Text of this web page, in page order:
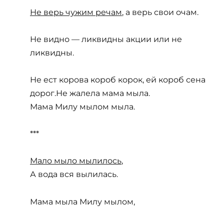
Не верь чужим речам, а верь свои очам.
Не видно — ликвидны акции или не
ликвидны.
Не ест корова короб корок, ей короб сена
дорог.Не жалела мама мыла.
Мама Милу мылом мыла.
***
Мало мыло мылилось,
А вода вся вылилась.
Мама мыла Милу мылом,